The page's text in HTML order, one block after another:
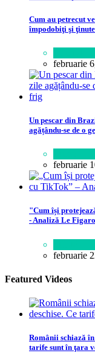
Cum au petrecut
împodobiţi şi
februarie
Un pescar din
agățându-se de o
februarie
"Cum își
- Analiză Le Figaro
februarie
Featured Videos
Românii schiază
tarife sunt în ţara